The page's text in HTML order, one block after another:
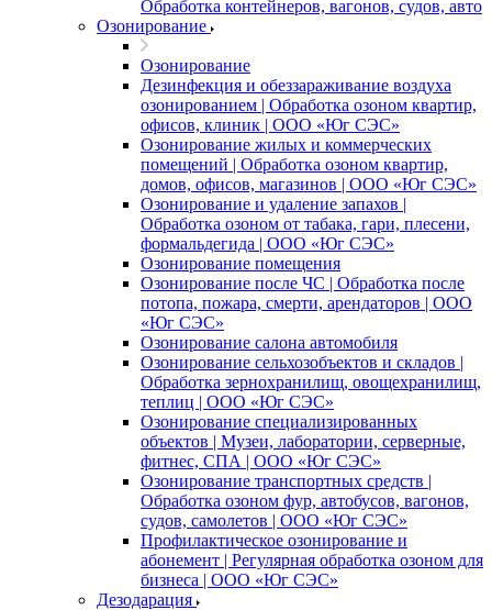
Обработка контейнеров, вагонов, судов, авто
Озонирование
Озонирование
Дезинфекция и обеззараживание воздуха
озонированием | Обработка озоном квартир,
офисов, клиник | ООО «Юг СЭС»
Озонирование жилых и коммерческих
помещений | Обработка озоном квартир,
домов, офисов, магазинов | ООО «Юг СЭС»
Озонирование и удаление запахов |
Обработка озоном от табака, гари, плесени,
формальдегида | ООО «Юг СЭС»
Озонирование помещения
Озонирование после ЧС | Обработка после
потопа, пожара, смерти, арендаторов | ООО
«Юг СЭС»
Озонирование салона автомобиля
Озонирование сельхозобъектов и складов |
Обработка зернохранилищ, овощехранилищ,
теплиц | ООО «Юг СЭС»
Озонирование специализированных
объектов | Музеи, лаборатории, серверные,
фитнес, СПА | ООО «Юг СЭС»
Озонирование транспортных средств |
Обработка озоном фур, автобусов, вагонов,
судов, самолетов | ООО «Юг СЭС»
Профилактическое озонирование и
абонемент | Регулярная обработка озоном для
бизнеса | ООО «Юг СЭС»
Дезодарация